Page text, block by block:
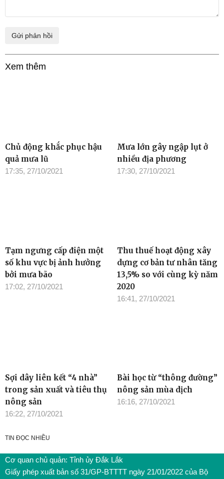
Xem thêm
Chủ động khắc phục hậu
quả mưa lũ
17:35, 27/10/2021
Mưa lớn gây ngập lụt ở
nhiều địa phương
17:30, 27/10/2021
Tạm ngưng cấp điện một
số khu vực bị ảnh hưởng
bởi mưa bão
17:02, 27/10/2021
Thu thuế hoạt động xây
dựng cơ bản tư nhân tăng
13,5% so với cùng kỳ năm
2020
16:41, 27/10/2021
Sợi dây liên kết “4 nhà”
trong sản xuất và tiêu thụ
nông sản
16:22, 27/10/2021
Bài học từ “thông đường”
nông sản mùa dịch
16:16, 27/10/2021
TIN ĐỌC NHIỀU
Cơ quan chủ quản: Tỉnh ủy Đắk Lắk
Giấy phép xuất bản số 31/GP-BTTTT ngày 21/01/2022 của Bộ